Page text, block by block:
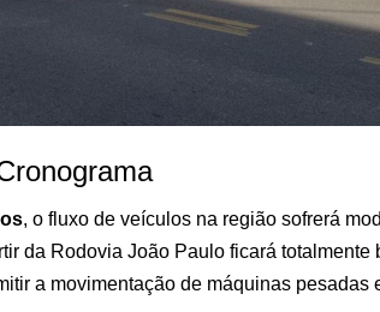
, o fluxo de veículos na região sofrerá
da Rodovia João Paulo ficará totalmente
a movimentação de máquinas pesadas